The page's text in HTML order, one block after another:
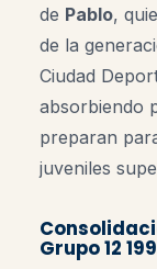
de Pablo,
de la
Ciudad
absorbiendo
preparan
juveniles
Grupo 12